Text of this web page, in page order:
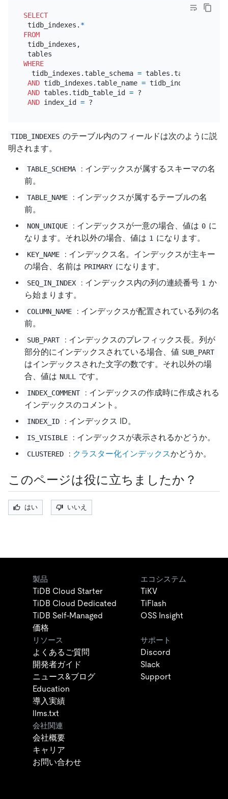
SELECT
tidb_indexes. *
FROM
tidb_indexes,
WHERE
  tidb_indexes.table_schema
= tables.table_schema
AND tidb_indexes.table_name =
AND tables.tidb_table_id = ?
AND index_id =
TIDB_INDEXES のテーブル内のフィールドは次のように説
明されます。
TABLE_SCHEMA
: インデックスが属するスキーマの名
前。
TABLE_NAME
: インデックスが属するテーブルの名
前。
NON_UNIQUE : インデックスが一意の場合、値は 0 に
なります。それ以外の場合、値は 1 になります。
KEY_NAME
: インデックス名。インデックスが主キー
の場合、名前は PRIMARY になります。
SEQ_IN_INDEX : インデックス内の列の連続番号 1 か
ら始まります。
COLUMN_NAME
: インデックスが配置されている列の名
前。
SUB_PART
: インデックスのプレフィックス長。列が
部分的にインデックスされている場合、値 SUB_PART
はインデックスされた文字の数です。それ以外の場
合、値は NULL です。
INDEX_COMMENT
: インデックスの作成時に作成される
インデックスのコメント。
INDEX_ID : インデックス ID。
IS_VISIBLE : インデックスが表示されるかどうか。
CLUSTERED : クラスター化インデックスかどうか。
このページは役に立ちましたか？
はい いいえ
製品
TiDB Cloud Starter
TiDB Cloud Dedicated
TiDB Self-Managed
価格
エコシステム
TiKV
TiFlash
OSS Insight
リソース
よくあるご質問
開発者ガイド
ニュース&ブログ
Education
導入実績
llms.txt
サポート
Discord
Slack
Support
会社関連
会社概要
キャリア
お問い合わせ